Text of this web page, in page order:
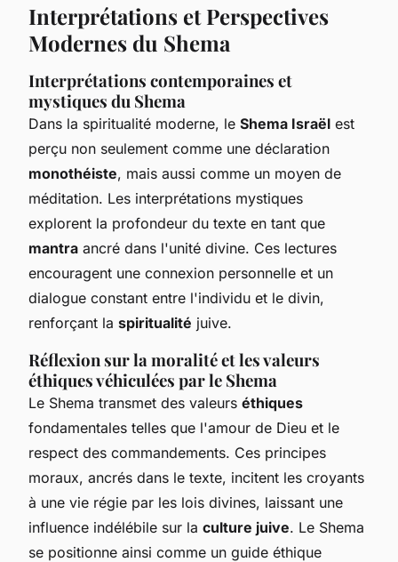
Interprétations et Perspectives
Modernes du Shema
Interprétations contemporaines et
mystiques du Shema
Dans la spiritualité moderne, le Shema Israël est
perçu non seulement comme une déclaration
monothéiste, mais aussi comme un moyen de
méditation. Les interprétations mystiques
explorent la profondeur du texte en tant que
mantra ancré dans l'unité divine. Ces lectures
encouragent une connexion personnelle et un
dialogue constant entre l'individu et le divin,
renforçant la spiritualité juive.
Réflexion sur la moralité et les valeurs
éthiques véhiculées par le Shema
Le Shema transmet des valeurs éthiques
fondamentales telles que l'amour de Dieu et le
respect des commandements. Ces principes
moraux, ancrés dans le texte, incitent les croyants
à une vie régie par les lois divines, laissant une
influence indélébile sur la culture juive. Le Shema
se positionne ainsi comme un guide éthique